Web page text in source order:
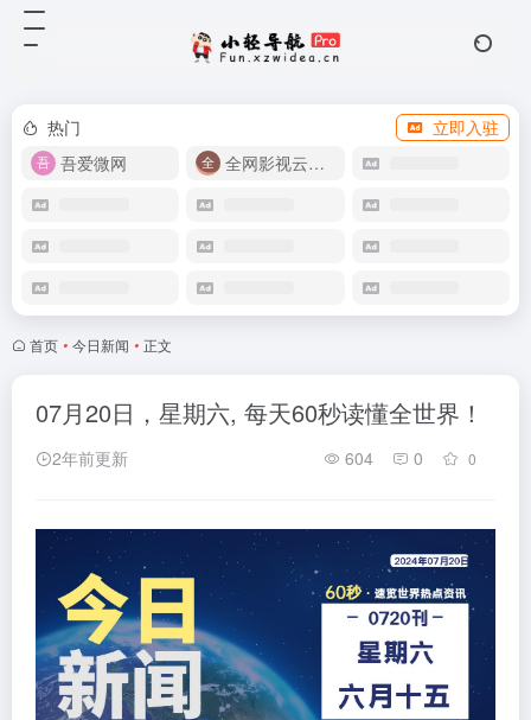
热门
立即入驻
吾爱微网
全网影视云盘资源
首页 • 今日新闻 • 正文
07月20日，星期六, 每天60秒读懂全世界！
2年前更新 604 0 0